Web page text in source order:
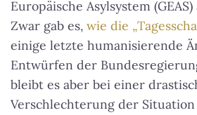
Europäische Asylsystem
Zwar gab es, wie die
einige letzte humanisierende
Entwürfen der
bleibt es aber bei einer
Verschlechterung der